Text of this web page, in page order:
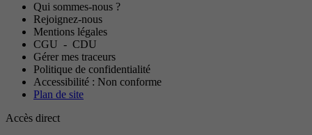
Qui sommes-nous ?
Rejoignez-nous
Mentions légales
CGU - CDU
Gérer mes traceurs
Politique de confidentialité
Accessibilité : Non conforme
Plan de site
Accès direct